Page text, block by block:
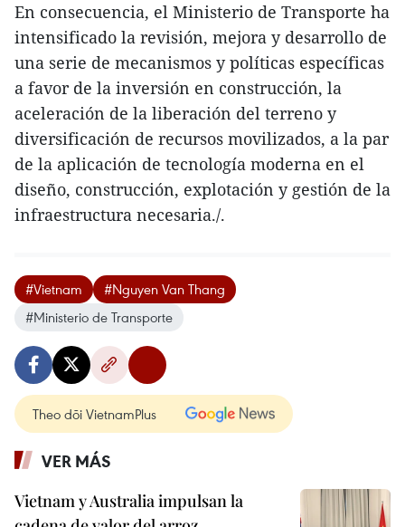
En consecuencia, el Ministerio de Transporte ha
intensificado la revisión, mejora y desarrollo de
una serie de mecanismos y políticas específicas
a favor de la inversión en construcción, la
aceleración de la liberación del terreno y
diversificación de recursos movilizados, a la par
de la aplicación de tecnología moderna en el
diseño, construcción, explotación y gestión de la
infraestructura necesaria./.
#Vietnam
#Nguyen Van Thang
#Ministerio de Transporte
Theo dõi VietnamPlus
VER MÁS
Vietnam y Australia impulsan la